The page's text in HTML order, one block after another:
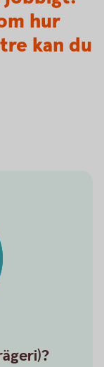
hur
kan du